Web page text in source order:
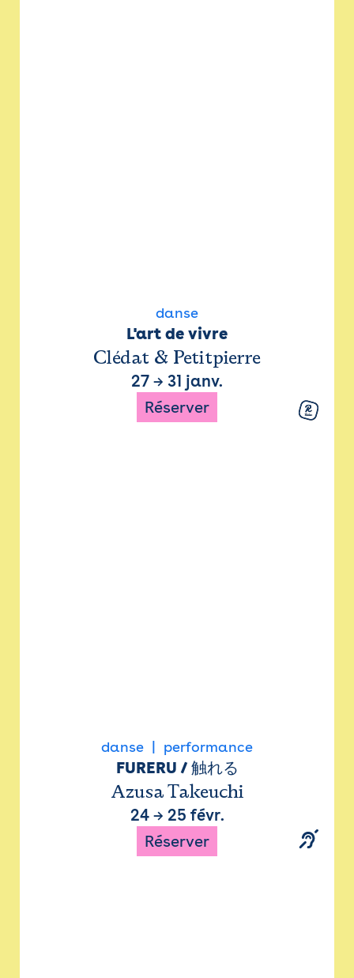
danse
L'art de vivre
Clédat & Petitpierre
27 → 31 janv.
Réserver
danse performance
FURERU / 触れる
Azusa Takeuchi
24→ 25 févr.
Réserver